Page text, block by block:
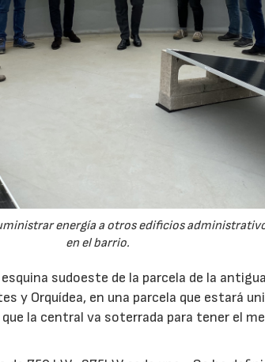
energía a otros edificios
en el barrio.
sudoeste de la parcela de la
y Orquídea, en una parcela que estará
la central va soterrada para tener el